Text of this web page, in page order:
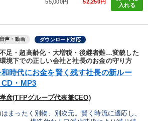
55,000円 52,250円
入れる
音声・動画 ダウンロード対応
足・超高齢化・大増税・後継者難…変貌した
境下での正しい会社と社長のお金の守り方
和時代にお金を賢く残す社長の新ルー
CD・MP3
彦(TFPグループ代表兼CEO)
まったく別物、別次元。賢く時流に適応し、